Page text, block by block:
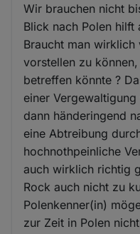
Wir brauchen nicht
Blick nach Polen hilft
Braucht man wirklich
vorstellen zu
betreffen könnte ?
einer
dann händeringend
eine Abtreibung
hochnothpeinliche
auch wirklich richtig
Rock auch nicht zu
Polenkenner(in)
zur Zeit in Polen